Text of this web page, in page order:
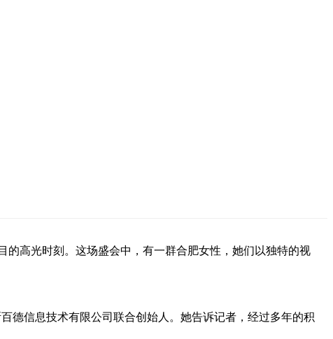
高光时刻。这场盛会中，有一群合肥女性，她们以独特的视
德信息技术有限公司联合创始人。她告诉记者，经过多年的积